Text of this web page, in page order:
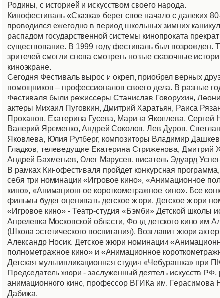
Родины, с историей и искусством своего народа.
Кинофестиваль «Сказка» берет свое начало с далеких
проводился ежегодно в период школьных зимних
распадом государственной системы кинопроката
существование. В 1999 году фестиваль был возрожден.
зрителей смогли снова смотреть новые сказочные
киноэкране.
Сегодня Фестиваль вырос и окреп, приобрел верных
помощников – профессионалов своего дела. В разные
Фестиваля были режиссеры Станислав Говорухин,
актеры Михаил Пуговкин, Дмитрий Харатьян, Раиса
Проханов, Екатерина Гусева, Марина Яковлева, Сергей
Валерий Яременко, Андрей Соколов, Лев Дуров,
Яковлева, Юлия Рутберг, композиторы Владимир
Гладков, телеведущие Екатерина Стриженова, Дмитрий
Андрей Бахметьев, Олег Марусев, писатель Эдуард
В рамках Кинофестиваля пройдет конкурсная
себя три номинации «Игровое кино», «Анимационное
кино», «Анимационное короткометражное кино». Все
фильмы будет оценивать детское жюри. Детское жюри
«Игровое кино» - Театр-студия «Бэмби» Детской школы
Апрелевка Московской области, Фонд детского кино им
(Школа эстетического воспитания). Возглавит жюри
Александр Носик. Детское жюри номинации
полнометражное кино» и «Анимационное
Детская мультипликационная студия «Чебурашка» при
Председатель жюри - заслуженный деятель искусств РФ,
анимационного кино, профессор ВГИКа им. Герасимова
Дабижа.